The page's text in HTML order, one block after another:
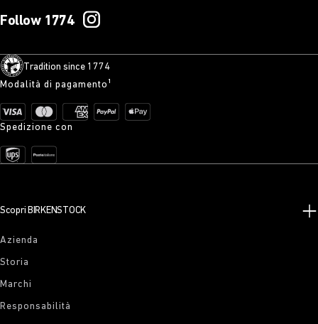
Follow 1774
Tradition since 1774
Modalità di pagamento¹
Spedizione con
Scopri BIRKENSTOCK
Azienda
Storia
Marchi
Responsabilità